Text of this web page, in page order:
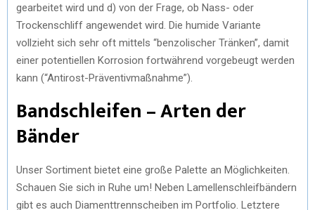
gearbeitet wird und d) von der Frage, ob Nass- oder
Trockenschliff angewendet wird. Die humide Variante
vollzieht sich sehr oft mittels “benzolischer Tränken”, damit
einer potentiellen Korrosion fortwährend vorgebeugt werden
kann (“Antirost-Präventivmaßnahme”).
Bandschleifen – Arten der
Bänder
Unser Sortiment bietet eine große Palette an Möglichkeiten.
Schauen Sie sich in Ruhe um! Neben Lamellenschleifbändern
gibt es auch Diamenttrennscheiben im Portfolio. Letztere